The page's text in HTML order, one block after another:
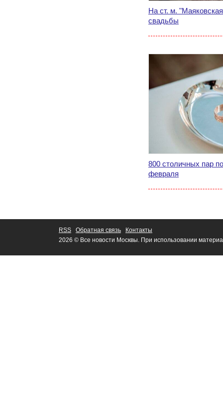
На ст. м.
свадьбы
800 столичных пар
февраля
RSS Обратная связь
Контакты
2026 © Все новости Москвы. При использовании